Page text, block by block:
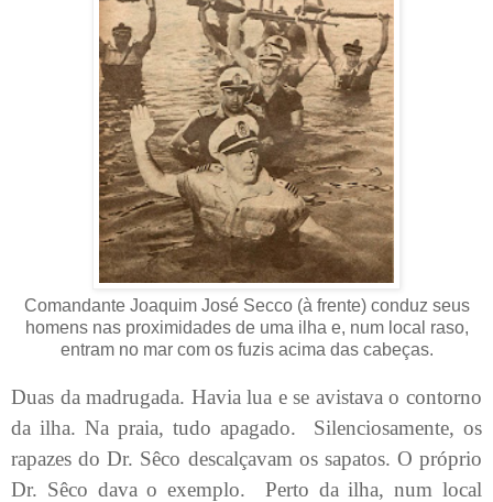
Comandante Joaquim José Secco (à frente) conduz seus
homens nas proximidades de uma ilha e, num local raso,
entram no mar com os fuzis acima das cabeças.
Duas da madrugada. Havia lua e se avistava o contorno
da ilha. Na praia, tudo apagado.
Silenciosamente, os
rapazes do Dr. Sêco descalçavam os sapatos. O próprio
Dr. Sêco dava o exemplo.
Perto da ilha, num local